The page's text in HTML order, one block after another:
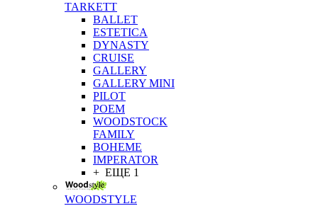
TARKETT
BALLET
ESTETICA
DYNASTY
CRUISE
GALLERY
GALLERY MINI
PILOT
POEM
WOODSTOCK
FAMILY
BOHEME
IMPERATOR
+ ЕЩЕ 1
WOODSTYLE